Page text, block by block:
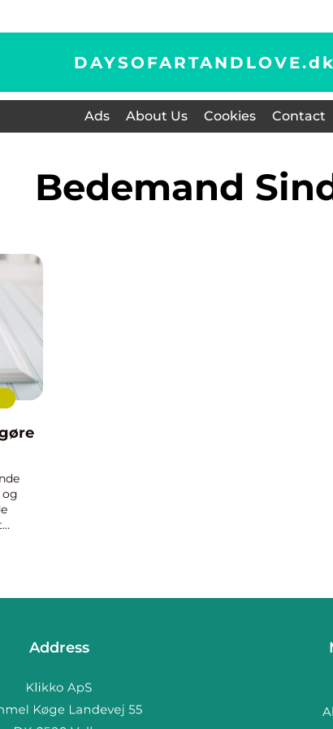
DAYSOFARTANDLOVE.dk
Ads About Us Cookies Contact
bedemand
og
Address